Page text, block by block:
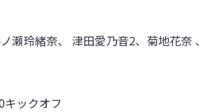
瀬玲緒奈、 津田愛乃音2、菊地花奈 、
ックオフ